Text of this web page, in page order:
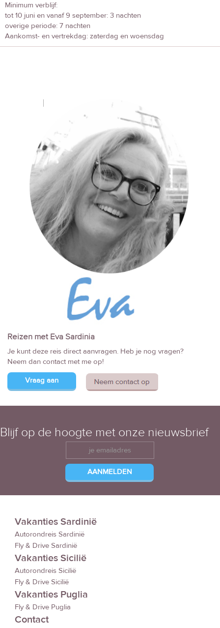
Minimum verblijf:
tot 10 juni en vanaf 9 september: 3 nachten
overige periode: 7 nachten
Aankomst- en vertrekdag: zaterdag en woensdag
Reizen met Eva Sardinia
Je kunt deze reis direct aanvragen. Heb je nog vragen?
Neem dan contact met me op!
Vraag aan
Blijf op de hoogte met onze nieuwsbrief
Vakanties Sardinië
Autorondreis Sardinië
Fly & Drive Sardinië
Vakanties Sicilië
Autorondreis Sicilië
Fly & Drive Sicilië
Vakanties Puglia
Fly & Drive Puglia
Contact